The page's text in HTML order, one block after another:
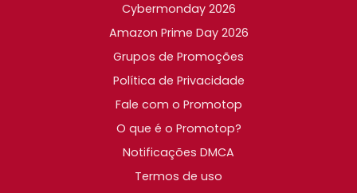
Cybermonday 2026
Amazon Prime Day 2026
Grupos de Promoções
Política de Privacidade
Fale com o Promotop
O que é o Promotop?
Notificações DMCA
Termos de uso